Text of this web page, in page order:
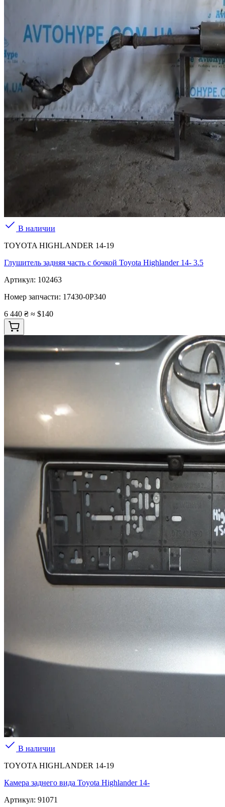
В наличии
TOYOTA HIGHLANDER 14-19
Глушитель задняя часть с бочкой Toyota Highlander 14- 3.5
Артикул: 102463
Номер запчасти: 17430-0P340
6 440 ₴ ≈ $140
В наличии
TOYOTA HIGHLANDER 14-19
Камера заднего вида Toyota Highlander 14-
Артикул: 91071